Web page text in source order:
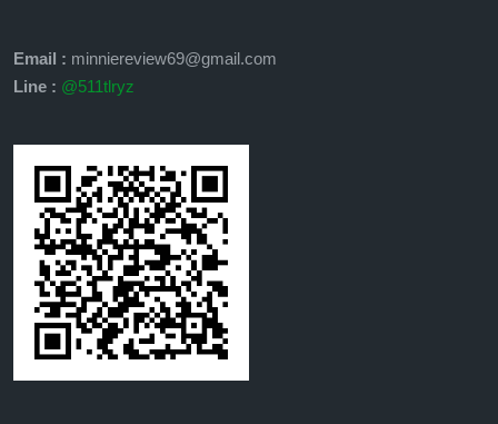
Email : minniereview69@gmail.com
Line : @511tlryz